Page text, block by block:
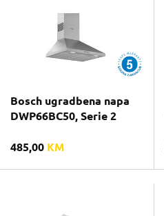
Bosch ugradbena napa
DWP66BC50, Serie 2
485,00 KM